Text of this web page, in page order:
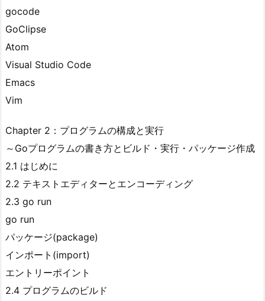
gocode
GoClipse
Atom
Visual Studio Code
Emacs
Vim
Chapter 2：プログラムの構成と実行
～Goプログラムの書き方とビルド・実行・パッケージ作成
2.1 はじめに
2.2 テキストエディターとエンコーディング
2.3 go run
go run
パッケージ(package)
インポート(import)
エントリーポイント
2.4 プログラムのビルド